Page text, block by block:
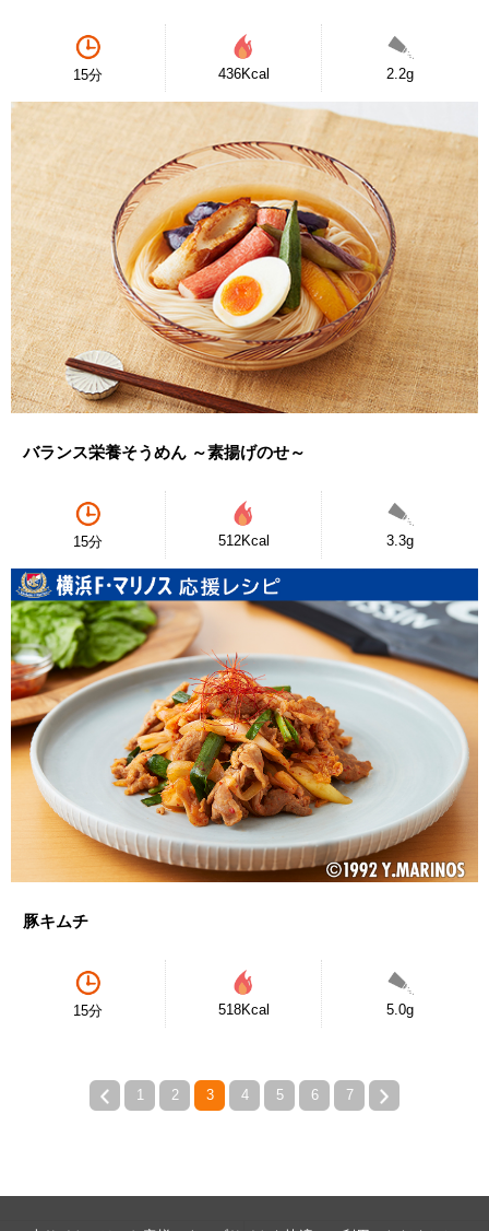
15分 436Kcal 2.2g
バランス栄養そうめん ～素揚げのせ～
15分 512Kcal 3.3g
豚キムチ
15分 518Kcal 5.0g
1 2 3 4 5 6 7